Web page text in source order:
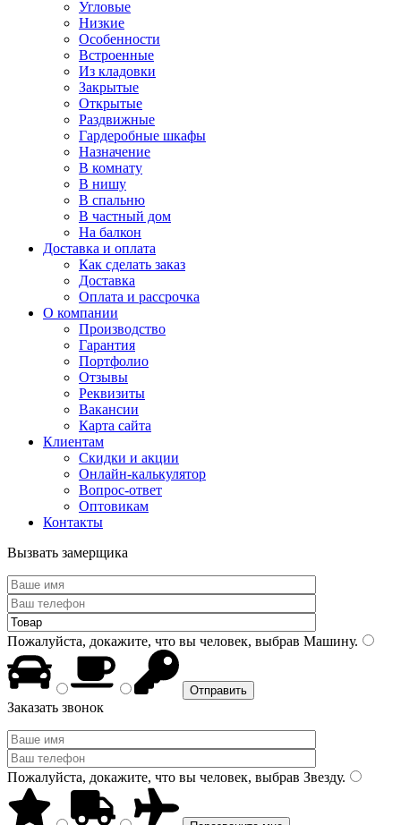
Угловые
Низкие
Особенности
Встроенные
Из кладовки
Закрытые
Открытые
Раздвижные
Гардеробные шкафы
Назначение
В комнату
В нишу
В спальню
В частный дом
На балкон
Доставка и оплата
Как сделать заказ
Доставка
Оплата и рассрочка
О компании
Производство
Гарантия
Портфолио
Отзывы
Реквизиты
Вакансии
Карта сайта
Клиентам
Скидки и акции
Онлайн-калькулятор
Вопрос-ответ
Оптовикам
Контакты
Вызвать замерщика
Пожалуйста, докажите, что вы человек, выбрав Машину.
Заказать звонок
Пожалуйста, докажите, что вы человек, выбрав Звезду.